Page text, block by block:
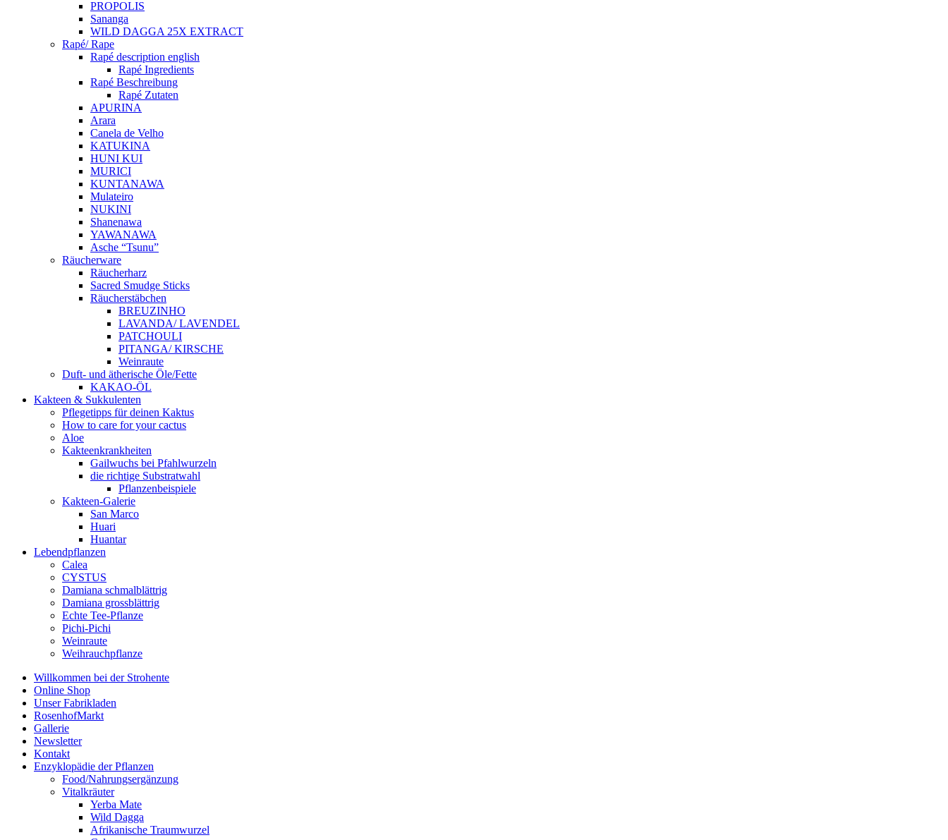
PROPOLIS
Sananga
WILD DAGGA 25X EXTRACT
Rapé/ Rape
Rapé description english
Rapé Ingredients
Rapé Beschreibung
Rapé Zutaten
APURINA
Arara
Canela de Velho
KATUKINA
HUNI KUI
MURICI
KUNTANAWA
Mulateiro
NUKINI
Shanenawa
YAWANAWA
Asche “Tsunu”
Räucherware
Räucherharz
Sacred Smudge Sticks
Räucherstäbchen
BREUZINHO
LAVANDA/ LAVENDEL
PATCHOULI
PITANGA/ KIRSCHE
Weinraute
Duft- und ätherische Öle/Fette
KAKAO-ÖL
Kakteen & Sukkulenten
Pflegetipps für deinen Kaktus
How to care for your cactus
Aloe
Kakteenkrankheiten
Gailwuchs bei Pfahlwurzeln
die richtige Substratwahl
Pflanzenbeispiele
Kakteen-Galerie
San Marco
Huari
Huantar
Lebendpflanzen
Calea
CYSTUS
Damiana schmalblättrig
Damiana grossblättrig
Echte Tee-Pflanze
Pichi-Pichi
Weinraute
Weihrauchpflanze
Willkommen bei der Strohente
Online Shop
Unser Fabrikladen
RosenhofMarkt
Gallerie
Newsletter
Kontakt
Enzyklopädie der Pflanzen
Food/Nahrungsergänzung
Vitalkräuter
Yerba Mate
Wild Dagga
Afrikanische Traumwurzel